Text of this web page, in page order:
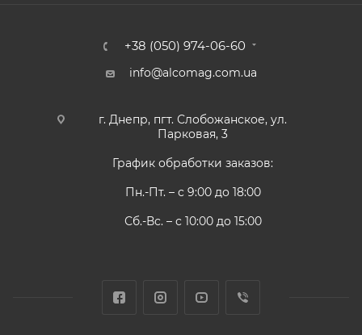
+38 (050) 974-06-60
info@alcomag.com.ua
г. Днепр, пгт. Слобожанское, ул.
Парковая, 3
График обработки заказов:
Пн.-Пт. – с 9:00 до 18:00
Сб.-Вс. – с 10:00 до 15:00